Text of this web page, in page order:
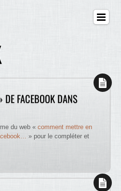
FACEBOOK DANS
du web «comment mettre en
» pour le compléter et